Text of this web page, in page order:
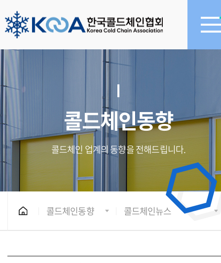
콜드체인동향
콜드체인 업계의 동향을 전해드립니다.
콜드체인동향 콜드체인뉴스